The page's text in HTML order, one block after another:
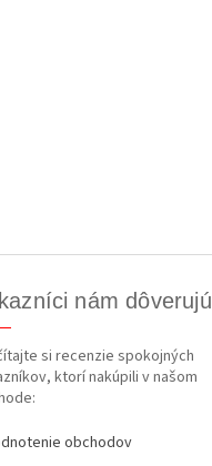
nám dôverujú
si recenzie spokojných
ktorí nakúpili v našom
obchodov